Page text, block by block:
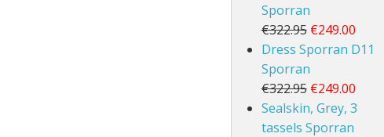
Sporran
€322.95 €249.00
Dress Sporran D11
Sporran
€322.95 €249.00
Sealskin, Grey, 3
tassels Sporran